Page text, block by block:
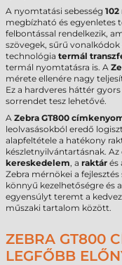
A nyomtatási sebesség
megbízható és egyenletes
felbontással rendelkezik,
szövegek, sűrű
technológia termál
termál nyomtatásra is. A
mérete ellenére nagy
Ez a hardveres háttér
sorrendet tesz lehetővé.
A Zebra GT800
leolvasásokból eredő
alapfeltétele a hatékony
készletnyilvántartásnak.
kereskedelem, a raktár és
Zebra mérnökei a
könnyű kezelhetőségre és
egyensúlyt teremt a
műszaki tartalom között.
ZEBRA GT800
LEGFŐBB